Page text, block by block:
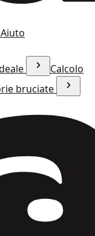
Aiuto
Calcolo
bruciate